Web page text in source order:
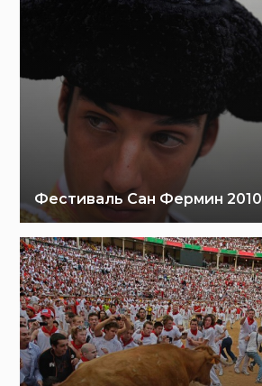
Фестиваль Сан Фермин 2010